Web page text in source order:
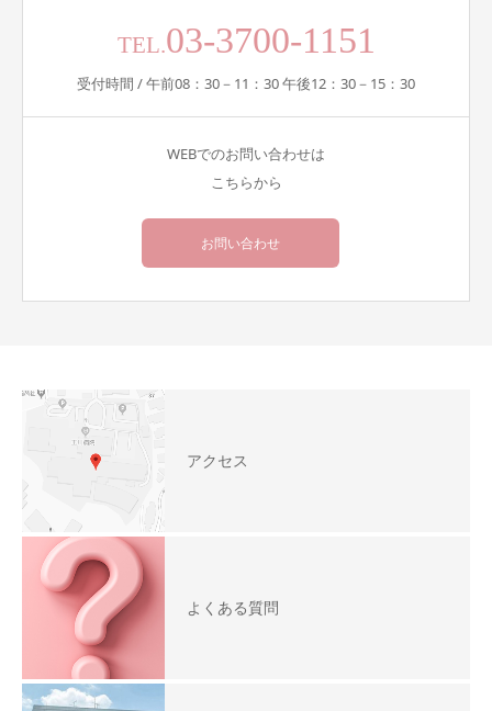
TEL.03-3700-1151
受付時間 / 午前08：30－11：30 午後12：30－15：30
WEBでのお問い合わせは
こちらから
お問い合わせ
アクセス
よくある質問